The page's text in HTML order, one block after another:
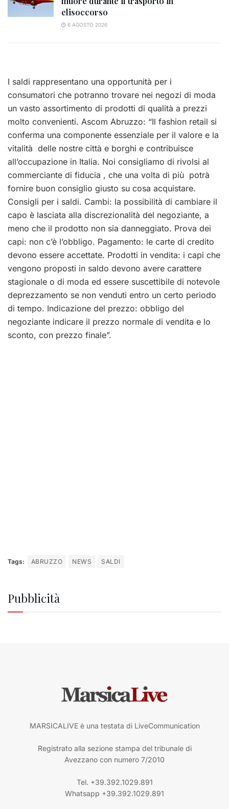
elisoccorso
6 AGOSTO 2026
I saldi rappresentano una opportunità per i
consumatori che potranno trovare nei negozi di moda
un vasto assortimento di prodotti di qualità a prezzi
molto convenienti. Ascom Abruzzo: “Il fashion retail si
conferma una componente essenziale per il valore e la
vitalità delle nostre città e borghi e contribuisce
all’occupazione in Italia. Noi consigliamo di rivolsi al
commerciante di fiducia , che una volta di più potrà
fornire buon consiglio giusto su cosa acquistare.
Consigli per i saldi. Cambi: la possibilità di cambiare il
capo è lasciata alla discrezionalità del negoziante, a
meno che il prodotto non sia danneggiato. Prova dei
capi: non c’è l’obbligo. Pagamento: le carte di credito
devono essere accettate. Prodotti in vendita: i capi che
vengono proposti in saldo devono avere carattere
stagionale o di moda ed essere suscettibile di notevole
deprezzamento se non venduti entro un certo periodo
di tempo. Indicazione del prezzo: obbligo del
negoziante indicare il prezzo normale di vendita e lo
sconto, con prezzo finale”.
Tags: ABRUZZO NEWS SALDI
Pubblicità
MARSICALIVE è una testata di LiveCommunication
Registrato alla sezione stampa del tribunale di
Avezzano con numero 7/2010
Tel. +39.392.1029.891
Whatsapp +39.392.1029.891